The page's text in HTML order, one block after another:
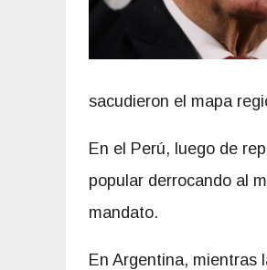
sacudieron el mapa
En el Perú, luego de
popular derrocando al
mandato.
En Argentina, mientras